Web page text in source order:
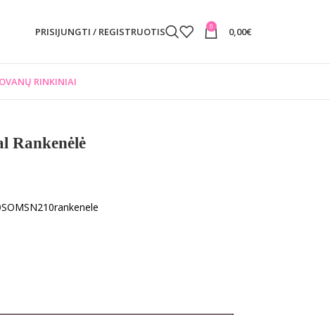
PRISIJUNGTI / REGISTRUOTIS 0 0,00€
RINKINIAI
Rankenėlė